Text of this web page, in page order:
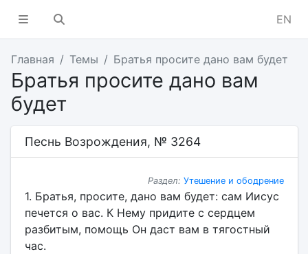
EN
Главная Темы Братья просите дано вам будет
Братья просите дано вам
будет
Песнь Возрождения, № 3264
Раздел: Утешение и ободрение
1. Братья, просите, дано вам будет: сам Иисус
печется о вас. К Нему придите с сердцем
разбитым, помощь Он даст вам в тягостный
час.